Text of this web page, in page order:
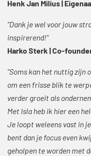
Henk Jan Milius |
"Dank je wel voor jouw
inspirerend!"
Harko Sterk | Co-
"Soms kan het nuttig zijn
om een frisse blik te
verder groeit als
Met Isla heb ik hier een
Je loopt weleens vast in
bent dan je focus even
geholpen te worden met